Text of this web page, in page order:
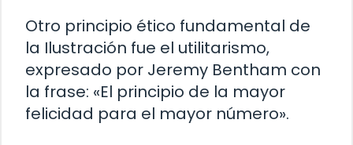
Otro principio ético fundamental de
la Ilustración fue el utilitarismo,
expresado por Jeremy Bentham con
la frase: «El principio de la mayor
felicidad para el mayor número».